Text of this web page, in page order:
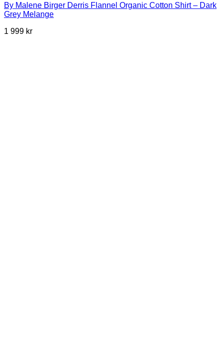
By Malene Birger Derris Flannel Organic Cotton Shirt – Dark
Grey Melange
1 999 kr